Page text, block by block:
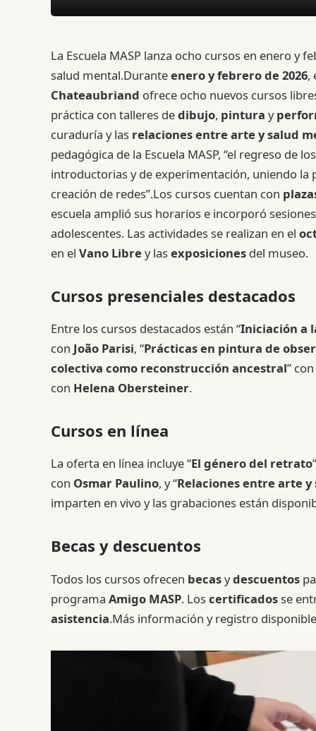
La Escuela MASP lanza ocho cursos en enero y
salud mental.Duranteenero y febrero de 2026,
Chateaubriand ofrece ocho nuevos cursos
práctica con talleres dedibujo, pintura y
curaduría y las relaciones entre arte y salud
pedagógica de la Escuela MASP, “el regreso de
introductorias y de experimentación, uniendo la
creación de redes”.Los cursos cuentan con
escuela amplió sus horarios e incorporó
adolescentes. Las actividades se realizan en el
en el Vano Libre y lasexposiciones del museo.
Cursos presenciales destacados
Entre los cursos destacados están “Iniciación a
con João Parisi, “Prácticas en pintura de
colectiva como reconstrucción ancestral” con
con Helena Obersteiner.
Cursos en línea
La oferta en línea incluye “El género del retrato
con Osmar Paulino, y “Relaciones entre arte
imparten en vivo y las grabaciones están
Becas y descuentos
Todos los cursos ofrecen becasydescuentos
programa Amigo MASP. Loscertificadosse
asistencia.Más información y registro